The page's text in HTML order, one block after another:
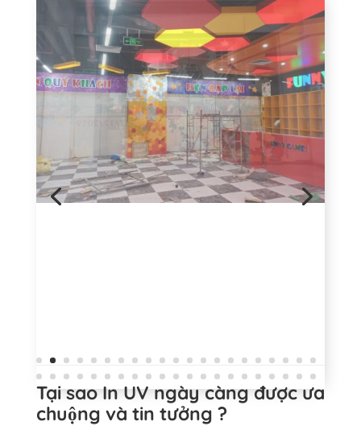
Tại sao In UV ngày càng được ưa
chuộng và tin tưởng ?